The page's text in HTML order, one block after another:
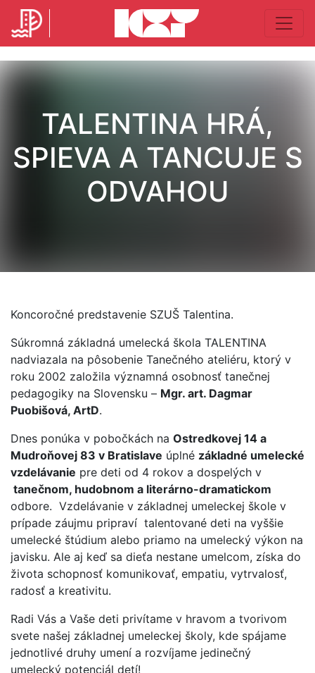
TALENTINA HRÁ,
SPIEVA A TANCUJE S
ODVAHOU
Koncoročné predstavenie SZUŠ Talentina.
Súkromná základná umelecká škola TALENTINA
nadviazala na pôsobenie Tanečného ateliéru, ktorý v
roku 2002 založila významná osobnosť tanečnej
pedagogiky na Slovensku – Mgr. art. Dagmar
Puobišová, ArtD.
Dnes ponúka v pobočkách na Ostredkovej 14 a
Mudroňovej 83 v Bratislave úplné základné umelecké
vzdelávanie pre deti od 4 rokov a dospelých v
tanečnom, hudobnom a literárno-dramatickom
odbore. Vzdelávanie v základnej umeleckej škole v
prípade záujmu pripraví talentované deti na vyššie
umelecké štúdium alebo priamo na umelecký výkon na
javisku. Ale aj keď sa dieťa nestane umelcom, získa do
života schopnosť komunikovať, empatiu, vytrvalosť,
radosť a kreativitu.
Radi Vás a Vaše deti privítame v hravom a tvorivom
svete našej základnej umeleckej školy, kde spájame
jednotlivé druhy umení a rozvíjame jedinečný
umelecký potenciál detí!